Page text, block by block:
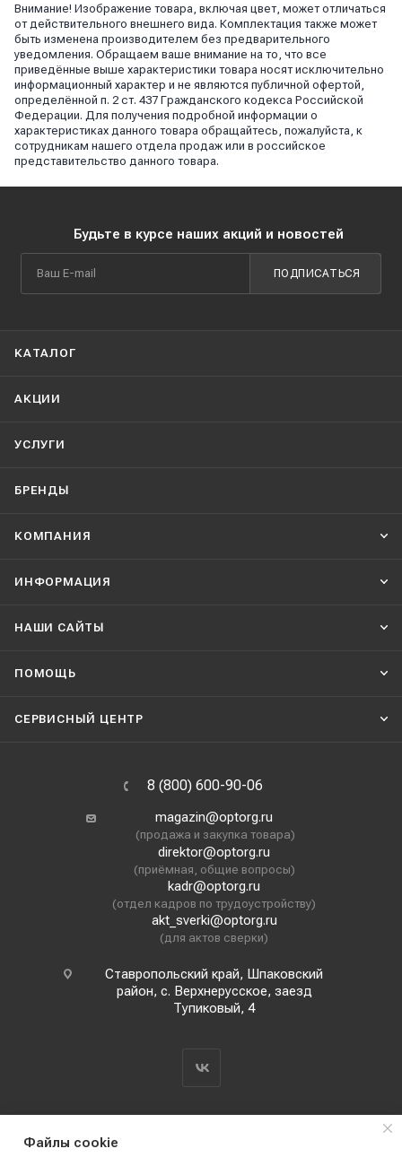
Внимание! Изображение товара, включая цвет, может отличаться
от действительного внешнего вида. Комплектация также может
быть изменена производителем без предварительного
уведомления. Обращаем ваше внимание на то, что все
приведённые выше характеристики товара носят исключительно
информационный характер и не являются публичной офертой,
определённой п. 2 ст. 437 Гражданского кодекса Российской
Федерации. Для получения подробной информации о
характеристиках данного товара обращайтесь, пожалуйста, к
сотрудникам нашего отдела продаж или в российское
представительство данного товара.
Будьте в курсе наших акций и новостей
ПОДПИСАТЬСЯ
КАТАЛОГ
АКЦИИ
УСЛУГИ
БРЕНДЫ
КОМПАНИЯ
ИНФОРМАЦИЯ
НАШИ CАЙТЫ
ПОМОЩЬ
СЕРВИСНЫЙ ЦЕНТР
8 (800) 600-90-06
magazin@optorg.ru
(продажа и закупка товара)
direktor@optorg.ru
(приёмная, общие вопросы)
kadr@optorg.ru
(отдел кадров по трудоустройству)
akt_sverki@optorg.ru
(для актов сверки)
Ставропольский край, Шпаковский
район, с. Верхнерусское, заезд
Тупиковый, 4
Файлы cookie